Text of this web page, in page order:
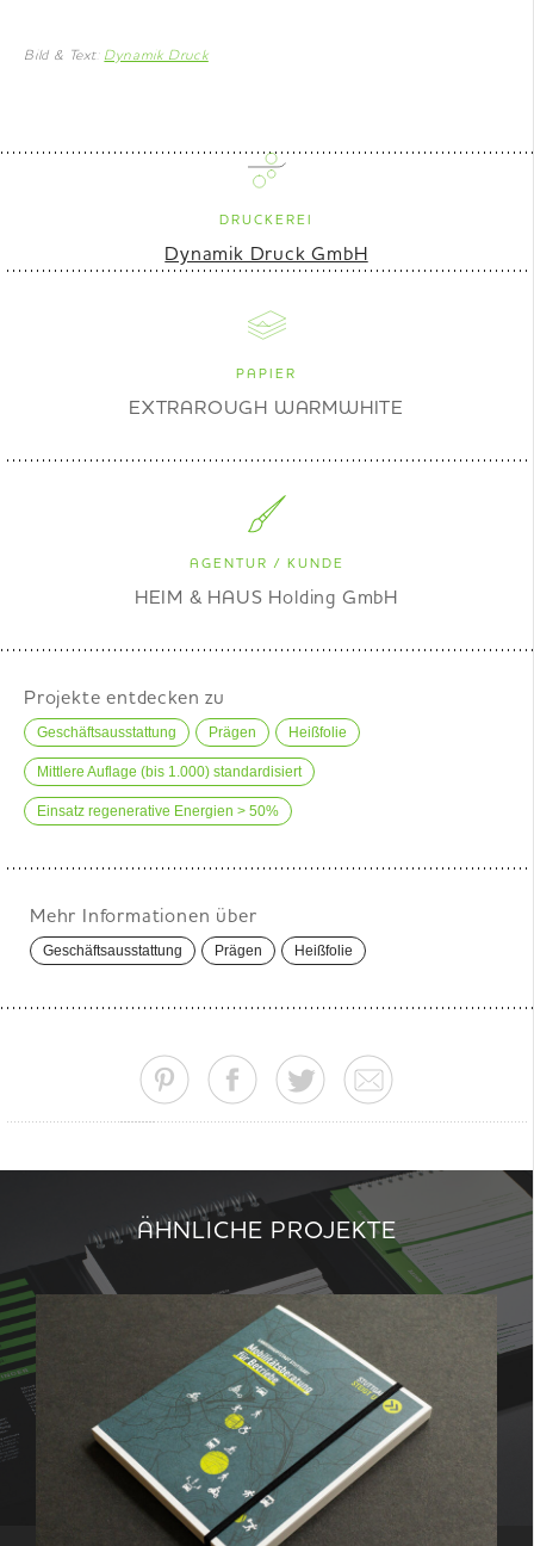
Bild & Text: Dynamik Druck
DRUCKEREI
Dynamik Druck GmbH
PAPIER
EXTRAROUGH WARMWHITE
AGENTUR / KUNDE
HEIM & HAUS Holding GmbH
Projekte entdecken zu
Geschäftsausstattung Prägen Heißfolie
Mittlere Auflage (bis 1.000) standardisiert
Einsatz regenerative Energien > 50%
Mehr Informationen über
Geschäftsausstattung Prägen Heißfolie
ÄHNLICHE PROJEKTE